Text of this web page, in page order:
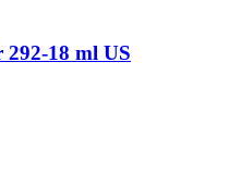
18 ml US